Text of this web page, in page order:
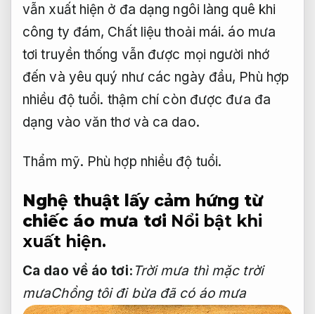
vẫn xuất hiện ở đa dạng ngôi làng quê khi
công ty đám, Chất liệu thoải mái. áo mưa
tơi truyền thống vẫn được mọi người nhớ
đến và yêu quý như các ngày đầu, Phù hợp
nhiều độ tuổi. thậm chí còn được đưa đa
dạng vào văn thơ và ca dao.
Thẩm mỹ. Phù hợp nhiều độ tuổi.
Nghệ thuật lấy cảm hứng từ
chiếc áo mưa tơi Nổi bật khi
xuất hiện.
Ca dao về áo tơi: Trời mưa thì mặc trời
mưaChồng tôi đi bừa đã có áo mưa